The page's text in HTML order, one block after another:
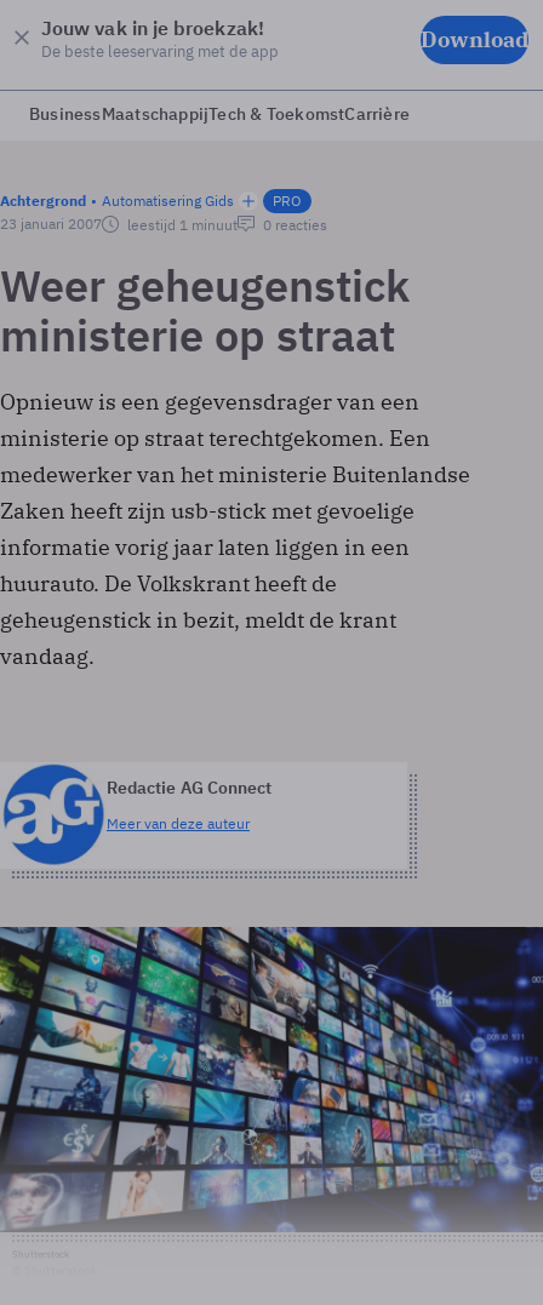
Jouw vak in je broekzak!
De beste leeservaring met de app Download
BusinessMaatschappijTech & ToekomstCarrière
Achtergrond Automatisering Gids
PRO
23 januari 2007
leestijd 1 minuut 0 reacties
Weer geheugenstick
ministerie op straat
Opnieuw is een gegevensdrager van een
ministerie op straat terechtgekomen. Een
medewerker van het ministerie Buitenlandse
Zaken heeft zijn usb-stick met gevoelige
informatie vorig jaar laten liggen in een
huurauto. De Volkskrant heeft de
geheugenstick in bezit, meldt de krant
vandaag.
Redactie AG Connect
Meer van deze auteur